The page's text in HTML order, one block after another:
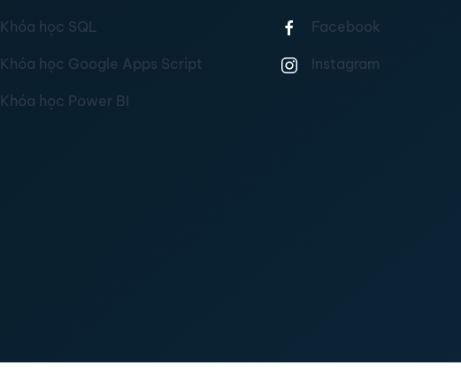
Khóa học SQL
Khóa học Google Apps Script
Khóa học Power BI
Facebook
Instagram